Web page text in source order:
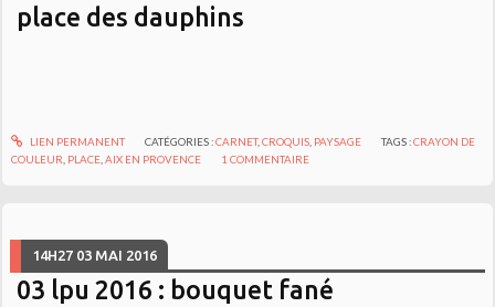
place des dauphins
LIEN PERMANENT CATÉGORIES :CARNET,CROQUIS, PAYSAGE TAGS :CRAYON DE
COULEUR PLACE ,AIX EN PROVENCE 1 COMMENTAIRE
14H27 03 MAI 2016
03 lpu 2016 : bouquet fané